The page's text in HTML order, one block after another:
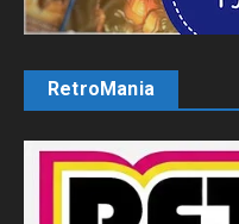
RetroMania